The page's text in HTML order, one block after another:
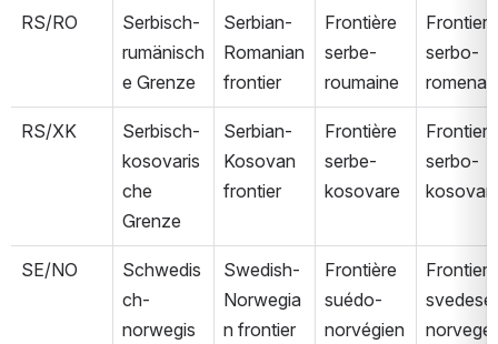
RS/RO
Serbisch-
rumänisch
e Grenze
Serbian-
Romanian
frontier
Frontière
serbe-
roumaine
Frontiera
serbo-
romena
RS/XK
Serbisch-
kosovaris
che
Grenze
Serbian-
Kosovan
frontier
Frontière
serbe-
kosovare
Frontiera
serbo-
SE/NO
Schwedis
ch-
norwegis
Swedish-
Norwegia
n frontier
Frontière
suédo-
norvégien
Frontiera